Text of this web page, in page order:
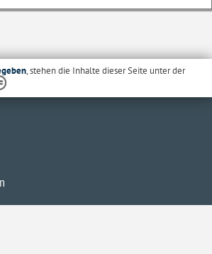
, stehen die Inhalte dieser Seite unter der